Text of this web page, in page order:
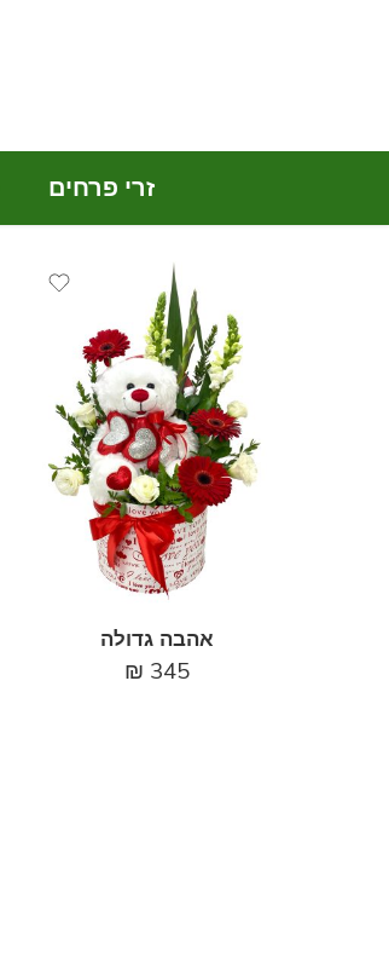
זרי פרחים
אהבה גדולה
345
₪